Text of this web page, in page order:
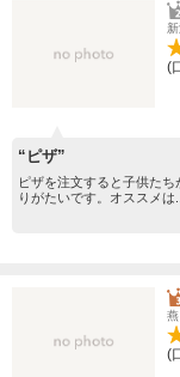
(
“ピザ”
ピザを注文すると子供た
りがたいです。オススメは...
(